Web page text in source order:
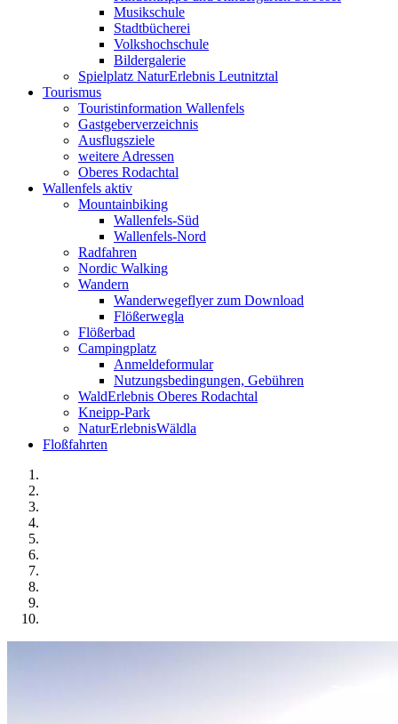
Musikschule
Stadtbücherei
Volkshochschule
Bildergalerie
Spielplatz NaturErlebnis Leutnitztal
Tourismus
Touristinformation Wallenfels
Gastgeberverzeichnis
Ausflugsziele
weitere Adressen
Oberes Rodachtal
Wallenfels aktiv
Mountainbiking
Wallenfels-Süd
Wallenfels-Nord
Radfahren
Nordic Walking
Wandern
Wanderwegeflyer zum Download
Flößerwegla
Flößerbad
Campingplatz
Anmeldeformular
Nutzungsbedingungen, Gebühren
WaldErlebnis Oberes Rodachtal
Kneipp-Park
NaturErlebnisWäldla
Floßfahrten